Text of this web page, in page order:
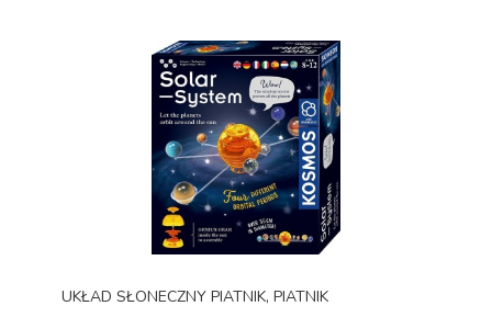
UKŁAD SŁONECZNY PIATNIK, PIATNIK